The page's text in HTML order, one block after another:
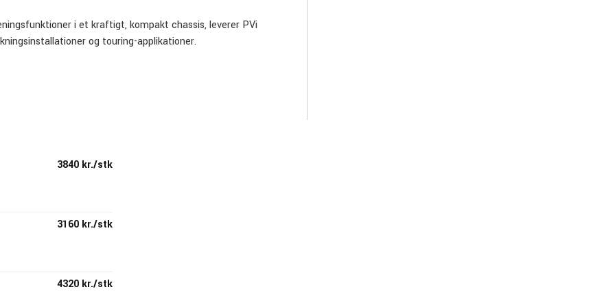
i et kraftigt, kompakt chassis, leverer PVi
og touring-applikationer.
Ohm, mono, brokoblet) til 2x215W (8 Ohm, stereo) er der
@ 2 Ohm
3840 kr./stk
3160 kr./stk
4320 kr./stk